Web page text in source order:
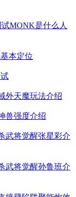
MONK是什么人
本定位
外天魔玩法介绍
兽强度介绍
武将觉醒张星彩介
武将觉醒孙鲁班介